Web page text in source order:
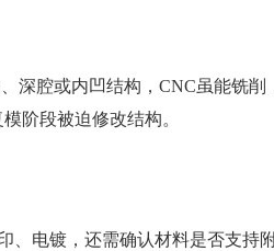
腔或内凹结构，CNC虽能铣削
阶段被迫修改结构。
电镀，还需确认材料是否支持附